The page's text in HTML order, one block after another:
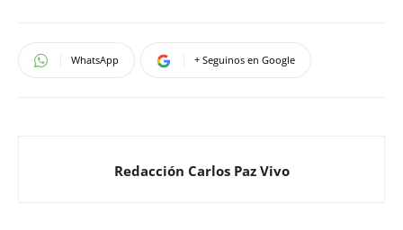
WhatsApp + Seguinos en Google
Redacción Carlos Paz Vivo